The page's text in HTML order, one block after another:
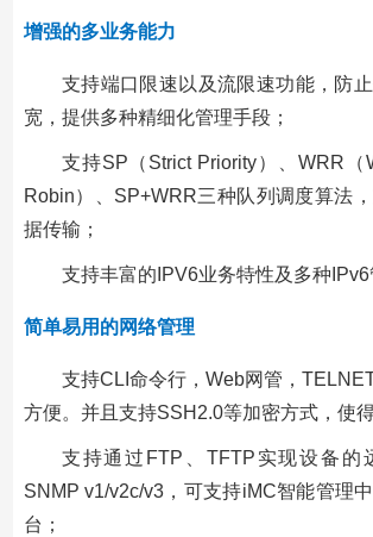
增强的多业务能力
支持端口限速以及流限速功能，防
宽，提供多种精细化管理手段；
支持SP（Strict Priority）、WRR（
Robin）、SP+WRR三种队列调度算法
据传输；
支持丰富的IPV6业务特性及多种IPv6
简单易用的网络管理
支持CLI命令行，Web网管，
方便。并且支持SSH2.0等加密方式，使
支持通过FTP、TFTP实现设备的
SNMP v1/v2c/v3，可支持iMC智能管理
台；